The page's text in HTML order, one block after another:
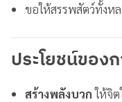
ขอให้สรรพสัตว์ทั้งห
ประโยชน์ขอ
สร้างพลังบวกให้จิต